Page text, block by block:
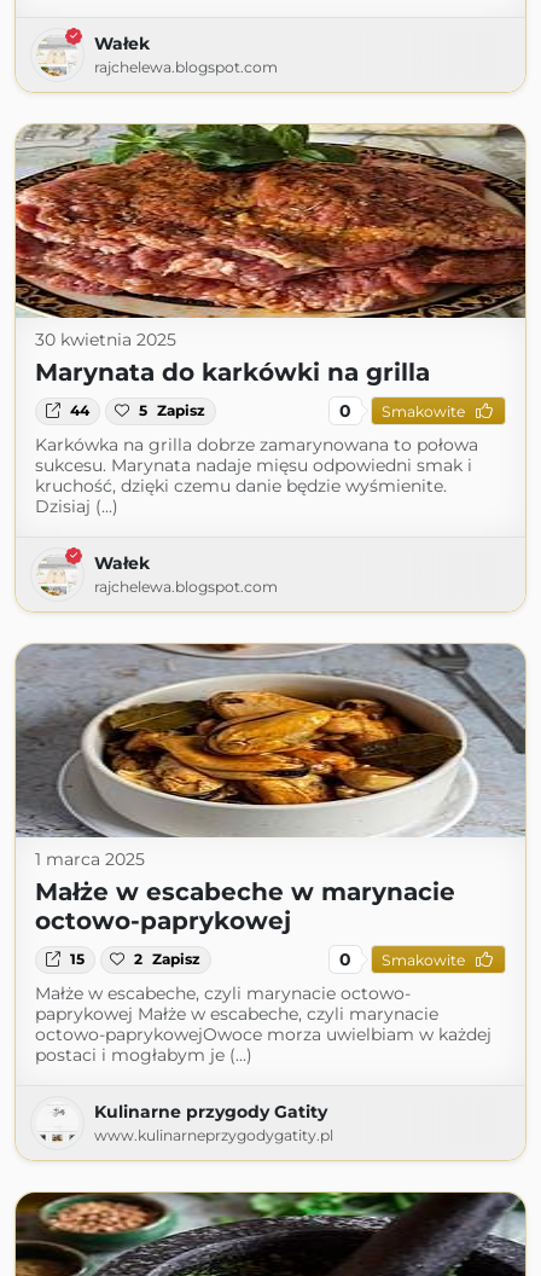
Wałek
rajchelewa.blogspot.com
30 kwietnia 2025
Marynata do karkówki na grilla
44 5 Zapisz 0 Smakowite
Karkówka na grilla dobrze zamarynowana to połowa
sukcesu. Marynata nadaje mięsu odpowiedni smak i
kruchość, dzięki czemu danie będzie wyśmienite.
Dzisiaj (...)
Wałek
rajchelewa.blogspot.com
1 marca 2025
Małże w escabeche w marynacie
octowo-paprykowej
15 2 Zapisz 0 Smakowite
Małże w escabeche, czyli marynacie octowo-
paprykowej Małże w escabeche, czyli marynacie
octowo-paprykowejOwoce morza uwielbiam w każdej
postaci i mogłabym je (...)
Kulinarne przygody Gatity
www.kulinarneprzygodygatity.pl